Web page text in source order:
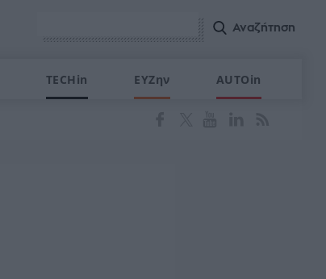
TECHin ΕΥΖην AUTOin